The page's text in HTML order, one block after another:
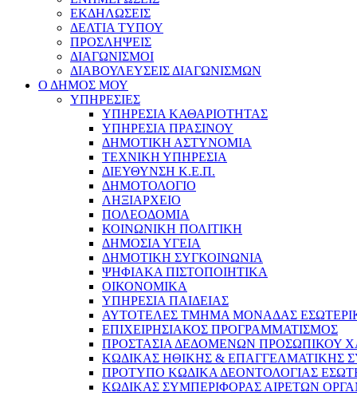
ΕΚΔΗΛΩΣΕΙΣ
ΔΕΛΤΙΑ ΤΥΠΟΥ
ΠΡΟΣΛΗΨΕΙΣ
ΔΙΑΓΩΝΙΣΜΟΙ
ΔΙΑΒΟΥΛΕΥΣΕΙΣ ΔΙΑΓΩΝΙΣΜΩΝ
Ο ΔΗΜΟΣ ΜΟΥ
ΥΠΗΡΕΣΙΕΣ
ΥΠΗΡΕΣΙΑ ΚΑΘΑΡΙΟΤΗΤΑΣ
ΥΠΗΡΕΣΙΑ ΠΡΑΣΙΝΟΥ
ΔΗΜΟΤΙΚΗ ΑΣΤΥΝΟΜΙΑ
ΤΕΧΝΙΚΗ ΥΠΗΡΕΣΙΑ
ΔΙΕΥΘΥΝΣΗ Κ.Ε.Π.
ΔΗΜΟΤΟΛΟΓΙΟ
ΛΗΞΙΑΡΧΕΙΟ
ΠΟΛΕΟΔΟΜΙΑ
ΚΟΙΝΩΝΙΚΗ ΠΟΛΙΤΙΚΗ
ΔΗΜΟΣΙΑ ΥΓΕΙΑ
ΔΗΜΟΤΙΚΗ ΣΥΓΚΟΙΝΩΝΙΑ
ΨΗΦΙΑΚΑ ΠΙΣΤΟΠΟΙΗΤΙΚΑ
ΟΙΚΟΝΟΜΙΚΑ
ΥΠΗΡΕΣΙΑ ΠΑΙΔΕΙΑΣ
ΑΥΤΟΤΕΛΕΣ ΤΜΗΜΑ ΜΟΝΑΔΑΣ
ΕΠΙΧΕΙΡΗΣΙΑΚΟΣ ΠΡΟΓΡΑΜΜΑΤΙΣΜΟΣ
ΠΡΟΣΤΑΣΙΑ ΔΕΔΟΜΕΝΩΝ ΠΡΟΣΩΠΙΚΟΥ
ΚΩΔΙΚΑΣ ΗΘΙΚΗΣ &
ΠΡΟΤΥΠΟ ΚΩΔΙΚΑ ΔΕΟΝΤΟΛΟΓΙΑΣ
ΚΩΔΙΚΑΣ ΣΥΜΠΕΡΙΦΟΡΑΣ ΑΙΡΕΤΩΝ